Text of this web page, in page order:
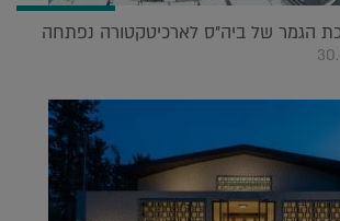
הגמר של ביה"ס לארכיטקטורה נפתחה